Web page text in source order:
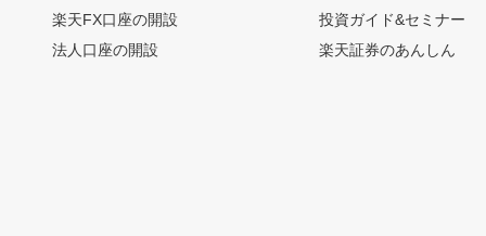
楽天FX口座の開設
法人口座の開設
投資ガイド&セミナー
楽天証券のあんしん